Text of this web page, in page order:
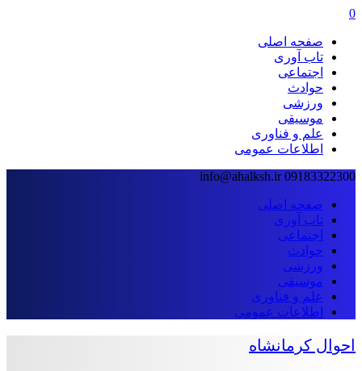
0
صفحه اصلی
تاب آوری
اجتماعی
حوادث
ورزشی
موسیقی
علم و فناوری
اطلاعات عمومی
09183322300
info@ahalksh.ir
صفحه اصلی
تاب آوری
اجتماعی
حوادث
ورزشی
موسیقی
علم و فناوری
اطلاعات عمومی
احوال کرمانشاه